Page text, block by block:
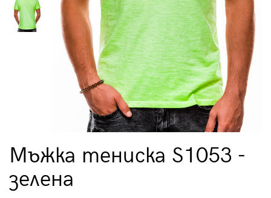
Мъжка тениска S1053 -
зелена